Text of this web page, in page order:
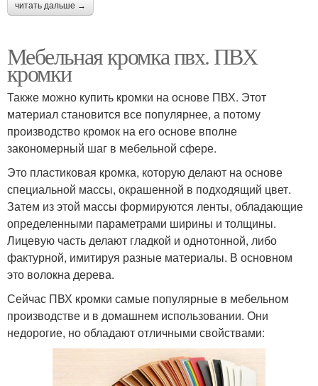
читать дальше →
Мебельная кромка пвх. ПВХ
кромки
Также можно купить кромки на основе ПВХ. Этот
материал становится все популярнее, а потому
производство кромок на его основе вполне
закономерный шаг в мебельной сфере.
Это пластиковая кромка, которую делают на основе
специальной массы, окрашенной в подходящий цвет.
Затем из этой массы формируются ленты, обладающие
определенными параметрами ширины и толщины.
Лицевую часть делают гладкой и однотонной, либо
фактурной, имитируя разные материалы. В основном
это волокна дерева.
Сейчас ПВХ кромки самые популярные в мебельном
производстве и в домашнем использовании. Они
недорогие, но обладают отличными свойствами: